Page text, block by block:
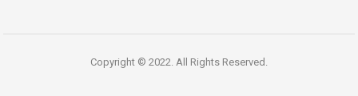
Copyright © 2022. All Rights Reserved.